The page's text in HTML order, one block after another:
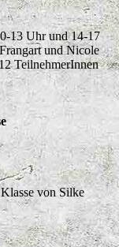
13 Uhr und 14-17
und Nicole
TeilnehmerInnen
von Silke